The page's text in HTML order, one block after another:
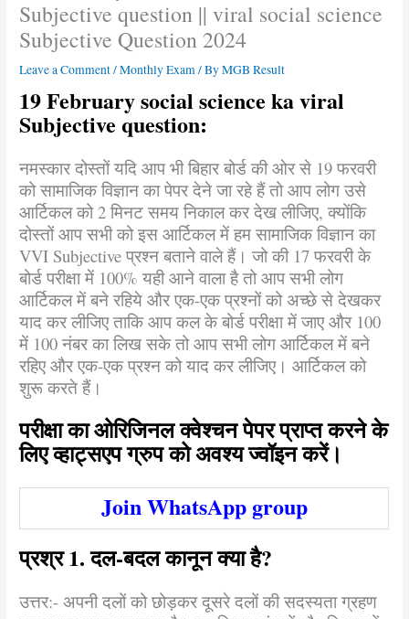
Subjective question || viral social science
Subjective Question 2024
Leave a Comment/Monthly Exam / ByMGB Result
19 February social science ka viral
Subjective question:
नमस्कार दोस्तों यदि आप भी बिहार बोर्ड की ओर से 19 फरवरी
को सामाजिक विज्ञान का पेपर देने जा रहे हैं तो आप लोग उसे
आर्टिकल को 2 मिनट समय निकाल कर देख लीजिए, क्योंकि
दोस्तों आप सभी को इस आर्टिकल में हम सामाजिक विज्ञान का
VVI Subjective प्रश्न बताने वाले हैं। जो की 17 फरवरी के
बोर्ड परीक्षा में 100% यही आने वाला है तो आप सभी लोग
आर्टिकल में बने रहिये और एक-एक प्रश्नों को अच्छे से देखकर
याद कर लीजिए ताकि आप कल के बोर्ड परीक्षा में जाए और 100
में 100 नंबर का लिख सके तो आप सभी लोग आर्टिकल में बने
रहिए और एक-एक प्रश्न को याद कर लीजिए। आर्टिकल को
शुरू करते हैं।
परीक्षा का ओरिजिनल क्वेश्चन पेपर प्राप्त करने के
लिए व्हाट्सएप ग्रुप को अवश्य ज्वॉइन करें।
Join WhatsApp group
प्रश्र 1. दल-बदल कानून क्या है?
उत्तर:- अपनी दलों को छोड़कर दूसरे दलों की सदस्यता ग्रहण